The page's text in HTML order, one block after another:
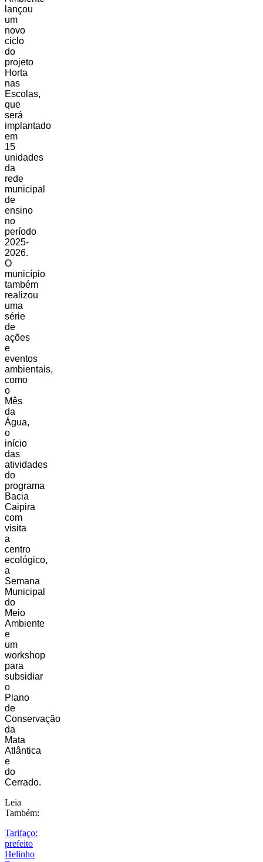
lançou
um
novo
ciclo
do
projeto
Horta
nas
Escolas,
que
será
implantado
em
15
unidades
da
rede
municipal
de
ensino
no
período
2025-
2026.
O
município
também
realizou
uma
série
de
ações
e
eventos
ambientais,
como
o
Mês
da
Água,
o
início
das
atividades
do
programa
Bacia
Caipira
com
visita
a
centro
ecológico,
a
Semana
Municipal
do
Meio
Ambiente
e
um
workshop
para
subsidiar
o
Plano
de
Conservação
da
Mata
Atlântica
e
do
Cerrado.
Leia
Também:
Tarifaço:
prefeito
Helinho